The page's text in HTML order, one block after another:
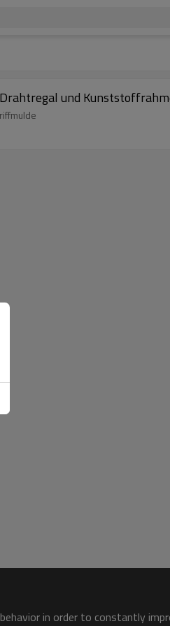
und
in order to constantly